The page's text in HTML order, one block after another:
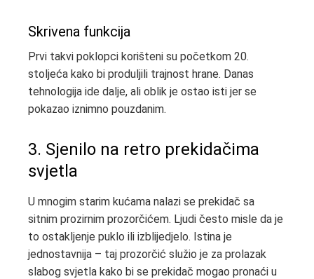
Skrivena funkcija
Prvi takvi poklopci korišteni su početkom 20.
stoljeća kako bi produljili trajnost hrane. Danas
tehnologija ide dalje, ali oblik je ostao isti jer se
pokazao iznimno pouzdanim.
3. Sjenilo na retro prekidačima
svjetla
U mnogim starim kućama nalazi se prekidač sa
sitnim prozirnim prozorčićem. Ljudi često misle da je
to ostakljenje puklo ili izblijedjelo. Istina je
jednostavnija – taj prozorčić služio je za prolazak
slabog svjetla kako bi se prekidač mogao pronaći u